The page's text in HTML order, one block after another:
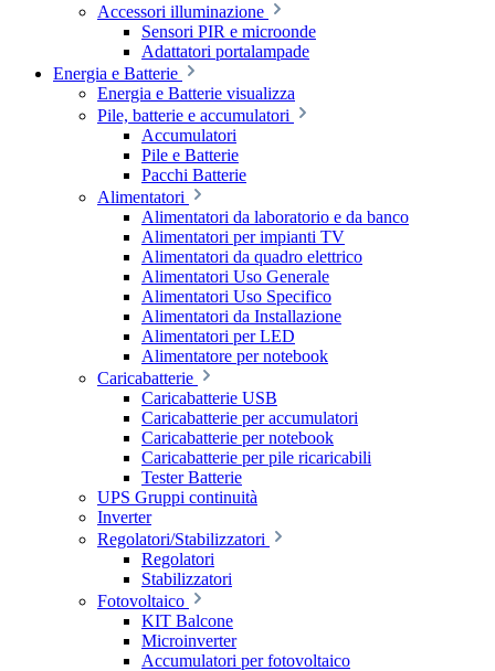
Accessori illuminazione
Sensori PIR e microonde
Adattatori portalampade
Energia e Batterie
Energia e Batterie visualizza
Pile, batterie e accumulatori
Accumulatori
Pile e Batterie
Pacchi Batterie
Alimentatori
Alimentatori da laboratorio e da banco
Alimentatori per impianti TV
Alimentatori da quadro elettrico
Alimentatori Uso Generale
Alimentatori Uso Specifico
Alimentatori da Installazione
Alimentatori per LED
Alimentatore per notebook
Caricabatterie
Caricabatterie USB
Caricabatterie per accumulatori
Caricabatterie per notebook
Caricabatterie per pile ricaricabili
Tester Batterie
UPS Gruppi continuità
Inverter
Regolatori/Stabilizzatori
Regolatori
Stabilizzatori
Fotovoltaico
KIT Balcone
Microinverter
Accumulatori per fotovoltaico